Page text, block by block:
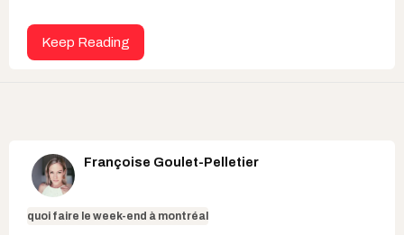
Keep Reading
Françoise Goulet-Pelletier
quoi faire le week-end à montréal